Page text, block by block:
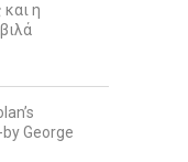
η
George